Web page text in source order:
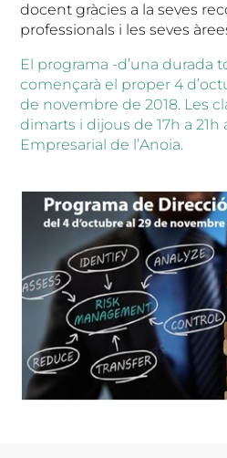
docent gràcies a la seves
professionals i les seves
El programa -d’una durada
començarà el proper 4
de novembre de 2018. Les
dimarts i dijous de 17h a 21h
Empresarial de l’Anoia.